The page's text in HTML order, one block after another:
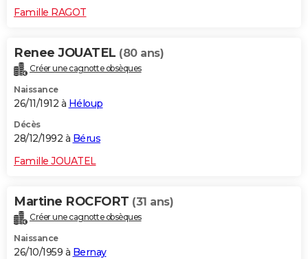
Famille RAGOT
Renee JOUATEL (80 ans)
Créer une cagnotte obsèques
Naissance
26/11/1912 à Héloup
Décès
28/12/1992 à Bérus
Famille JOUATEL
Martine ROCFORT (31 ans)
Créer une cagnotte obsèques
Naissance
26/10/1959 à Bernay